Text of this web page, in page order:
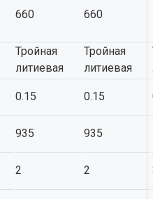
660 660
Тройная
литиевая
Тройная
литиевая
0.15 0.15
935 935
2 2